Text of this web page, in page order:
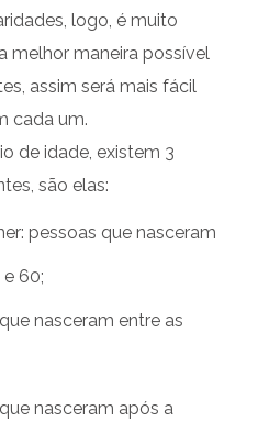
logo, é muito
melhor maneira possível
assim será mais fácil
cada um.
de idade, existem 3
são elas:
pessoas que nasceram
60;
nasceram entre as
nasceram após a